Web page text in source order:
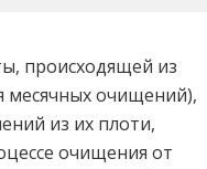
происходящей из
месячных очищений),
из их плоти,
очищения от